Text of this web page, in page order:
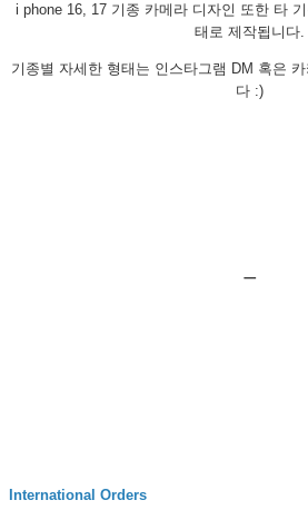
i phone 16, 17 기종 카메라 디자인 또한 타
태로 제작됩니다.
기종별 자세한 형태는 인스타그램 DM 혹은
다 :)
ㅡ
International Orders